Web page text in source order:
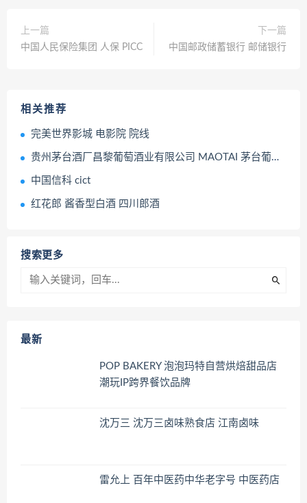
上一篇
中国人民保险集团 人保 PICC
下一篇
中国邮政储蓄银行 邮储银行
相关推荐
完美世界影城 电影院 院线
贵州茅台酒厂昌黎葡萄酒业有限公司 MAOTAI 茅台葡萄酒
中国信科 cict
红花郎 酱香型白酒 四川郎酒
搜索更多
最新
POP BAKERY 泡泡玛特自营烘焙甜品店
潮玩IP跨界餐饮品牌
沈万三 沈万三卤味熟食店 江南卤味
雷允上 百年中医药中华老字号 中医药店